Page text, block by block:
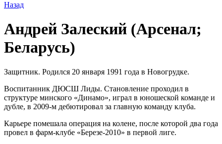
Назад
Андрей Залеский (Арсенал;
Беларусь)
Защитник. Родился 20 января 1991 года в Новогрудке.
Воспитанник ДЮСШ Лиды. Становление проходил в
структуре минского «Динамо», играл в юношеской команде и
дубле, в 2009-м дебютировал за главную команду клуба.
Карьере помешала операция на колене, после которой два года
провел в фарм-клубе «Березе-2010» в первой лиге.